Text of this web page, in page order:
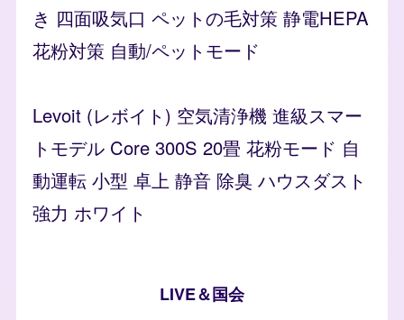
き 四面吸気口 ペットの毛対策 静電HEPA
花粉対策 自動/ペットモード
Levoit (レボイト) 空気清浄機 進級スマー
トモデル Core 300S 20畳 花粉モード 自
動運転 小型 卓上 静音 除臭 ハウスダスト
強力 ホワイト
LIVE＆国会